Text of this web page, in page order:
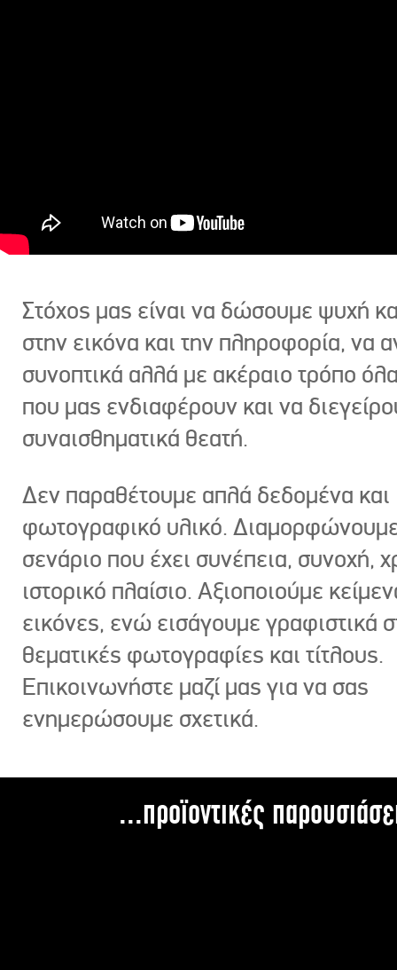
Στόχος μας είναι να δώσουμε ψυχή
στην εικόνα και την πληροφορία, να
συνοπτικά αλλά με ακέραιο τρόπο
που μας ενδιαφέρουν και να
συναισθηματικά θεατή.
Δεν παραθέτουμε απλά δεδομένα και
φωτογραφικό υλικό.
σενάριο που έχει συνέπεια, συνοχή,
ιστορικό πλαίσιο. Αξιοποιούμε
εικόνες, ενώ εισάγουμε γραφιστικά
θεματικές φωτογραφίες και τίτλους.
Επικοινωνήστε μαζί μας για να σας
ενημερώσουμε σχετικά.
...προϊοντικές